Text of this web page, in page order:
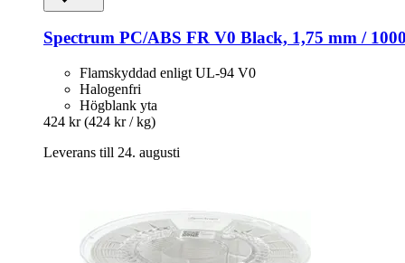
Spectrum PC/ABS FR V0 Black, 1,75 mm /
Flamskyddad enligt UL-94 V0
Halogenfri
Högblank yta
424 kr (424 kr / kg)
Leverans till 24. augusti